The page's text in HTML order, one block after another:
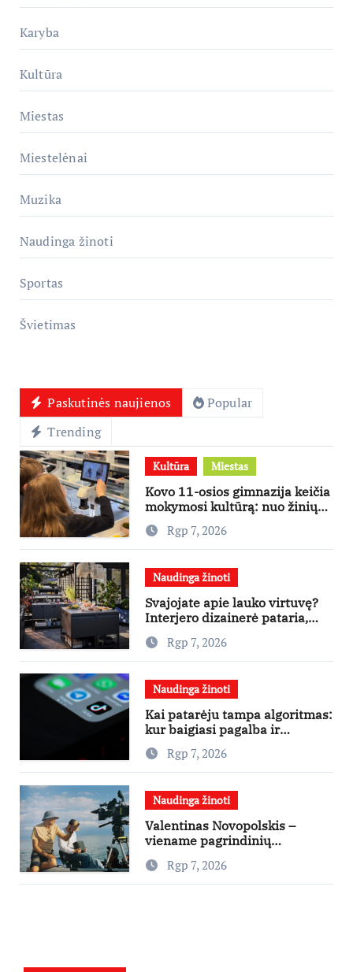
Karyba
Kultūra
Miestas
Miestelėnai
Muzika
Naudinga žinoti
Sportas
Švietimas
Paskutinės naujienos
Popular
Trending
Kultūra Miestas
Kovo 11-osios gimnazija keičia
mokymosi kultūrą: nuo žinių
kaupimo – prie jų supratimo ir
taikymo
Rgp 7, 2026
Naudinga žinoti
Svajojate apie lauko virtuvę?
Interjero dizainerė pataria,
nuo ko pradėti
Rgp 7, 2026
Naudinga žinoti
Kai patarėju tampa algoritmas:
kur baigiasi pagalba ir
prasideda reklama?
Rgp 7, 2026
Naudinga žinoti
Valentinas Novopolskis –
viename pagrindinių
vaidmenų penkių šalių filme
„Nugalėtoja“: Lietuvos kino
teatruose – nuo rugpjūčio 7-
Rgp 7, 2026